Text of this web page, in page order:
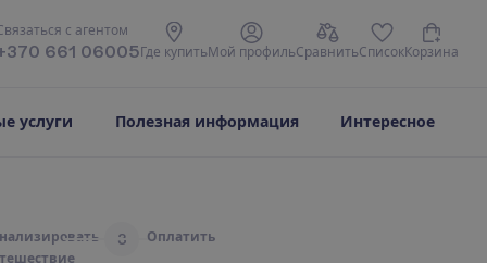
вязаться с агентом
661 06005 Где купить М ой профильСравнитьСписокКорзина
услуги Полезная информация Интересное
ализировать
ешествие
3 Оплатить